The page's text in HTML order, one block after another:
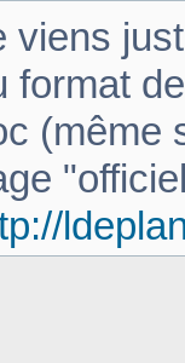
viens
format
(même